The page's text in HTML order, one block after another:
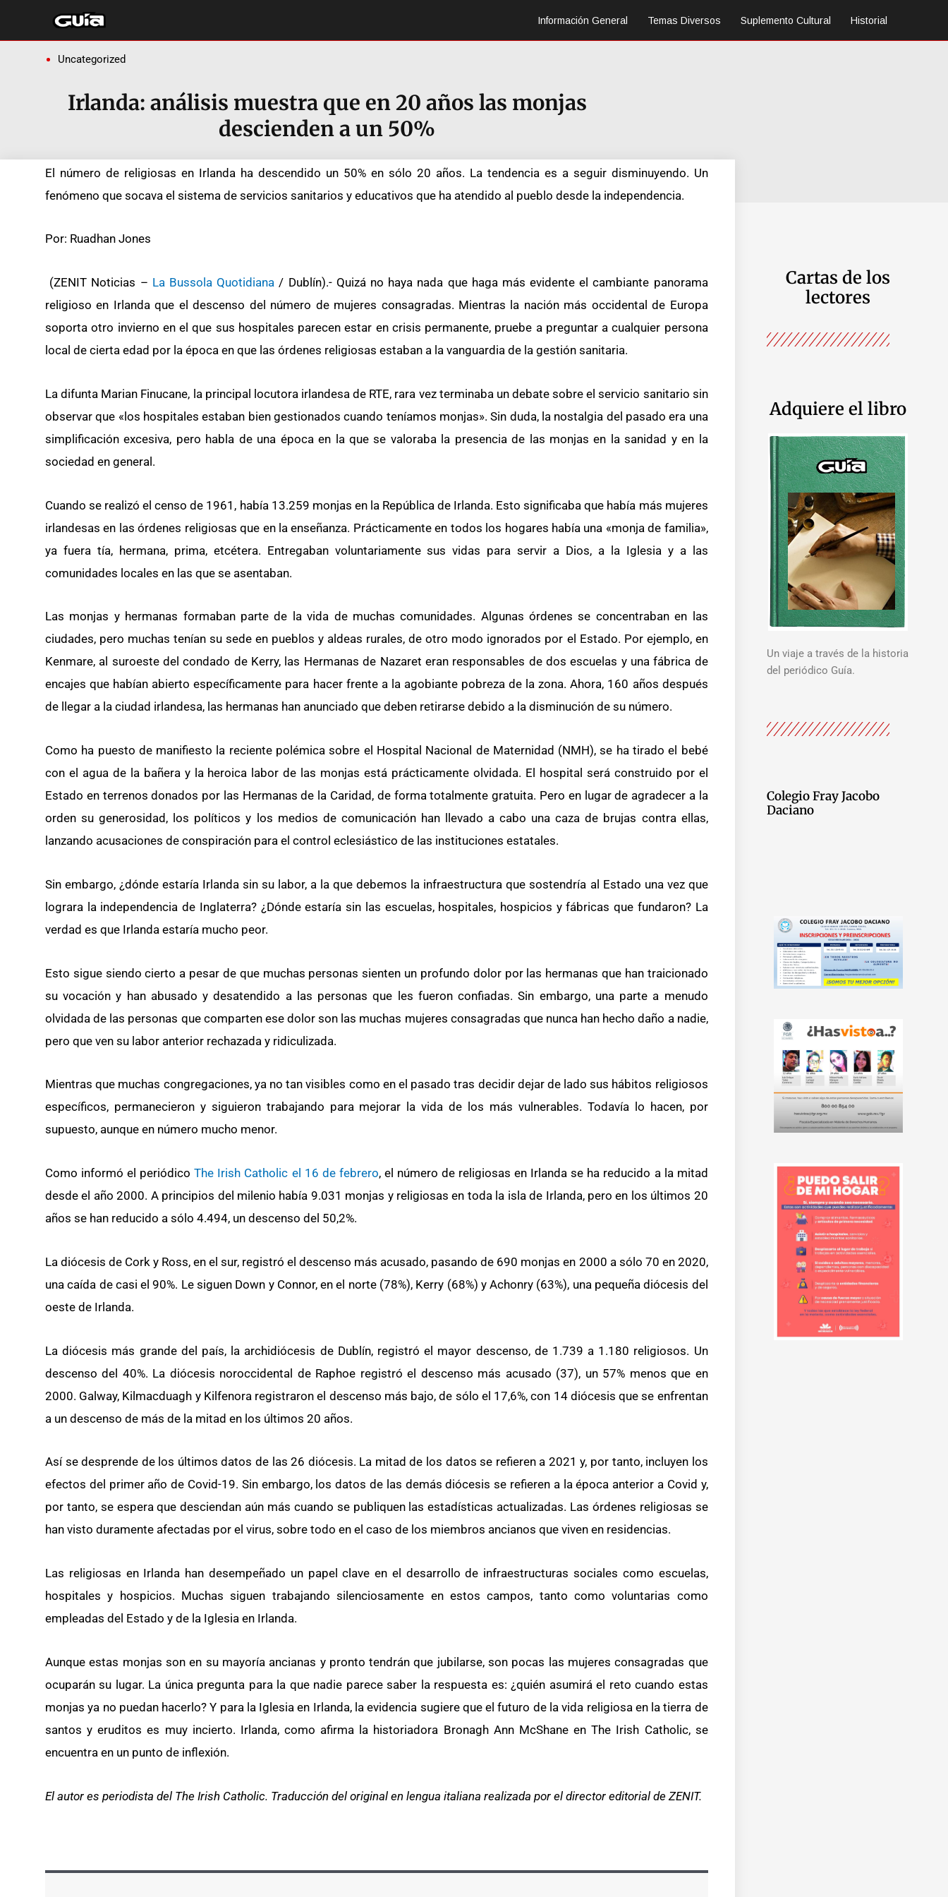
contenido
Información General Temas Diversos Suplemento Cultural Historial
Uncategorized
Irlanda: análisis muestra que en 20 años las monjas
descienden a un 50%
El número de religiosas en Irlanda ha descendido un 50% en sólo 20 años. La tendencia es a seguir disminuyendo. Un
fenómeno que socava el sistema de servicios sanitarios y educativos que ha atendido al pueblo desde la independencia.
Por: Ruadhan Jones
(ZENIT Noticias – La Bussola Quotidiana / Dublín).- Quizá no haya nada que haga más evidente el cambiante panorama
religioso en Irlanda que el descenso del número de mujeres consagradas. Mientras la nación más occidental de Europa
soporta otro invierno en el que sus hospitales parecen estar en crisis permanente, pruebe a preguntar a cualquier persona
local de cierta edad por la época en que las órdenes religiosas estaban a la vanguardia de la gestión sanitaria.
La difunta Marian Finucane, la principal locutora irlandesa de RTE, rara vez terminaba un debate sobre el servicio sanitario sin
observar que «los hospitales estaban bien gestionados cuando teníamos monjas». Sin duda, la nostalgia del pasado era una
simplificación excesiva, pero habla de una época en la que se valoraba la presencia de las monjas en la sanidad y en la
sociedad en general.
Cuando se realizó el censo de 1961, había 13.259 monjas en la República de Irlanda. Esto significaba que había más mujeres
irlandesas en las órdenes religiosas que en la enseñanza. Prácticamente en todos los hogares había una «monja de familia»,
ya fuera tía, hermana, prima, etcétera. Entregaban voluntariamente sus vidas para servir a Dios, a la Iglesia y a las
comunidades locales en las que se asentaban.
Las monjas y hermanas formaban parte de la vida de muchas comunidades. Algunas órdenes se concentraban en las
ciudades, pero muchas tenían su sede en pueblos y aldeas rurales, de otro modo ignorados por el Estado. Por ejemplo, en
Kenmare, al suroeste del condado de Kerry, las Hermanas de Nazaret eran responsables de dos escuelas y una fábrica de
encajes que habían abierto específicamente para hacer frente a la agobiante pobreza de la zona. Ahora, 160 años después
de llegar a la ciudad irlandesa, las hermanas han anunciado que deben retirarse debido a la disminución de su número.
Como ha puesto de manifiesto la reciente polémica sobre el Hospital Nacional de Maternidad (NMH), se ha tirado el bebé
con el agua de la bañera y la heroica labor de las monjas está prácticamente olvidada. El hospital será construido por el
Estado en terrenos donados por las Hermanas de la Caridad, de forma totalmente gratuita. Pero en lugar de agradecer a la
orden su generosidad, los políticos y los medios de comunicación han llevado a cabo una caza de brujas contra ellas,
lanzando acusaciones de conspiración para el control eclesiástico de las instituciones estatales.
Sin embargo, ¿dónde estaría Irlanda sin su labor, a la que debemos la infraestructura que sostendría al Estado una vez que
lograra la independencia de Inglaterra? ¿Dónde estaría sin las escuelas, hospitales, hospicios y fábricas que fundaron? La
verdad es que Irlanda estaría mucho peor.
Esto sigue siendo cierto a pesar de que muchas personas sienten un profundo dolor por las hermanas que han traicionado
su vocación y han abusado y desatendido a las personas que les fueron confiadas. Sin embargo, una parte a menudo
olvidada de las personas que comparten ese dolor son las muchas mujeres consagradas que nunca han hecho daño a nadie,
pero que ven su labor anterior rechazada y ridiculizada.
Mientras que muchas congregaciones, ya no tan visibles como en el pasado tras decidir dejar de lado sus hábitos religiosos
específicos, permanecieron y siguieron trabajando para mejorar la vida de los más vulnerables. Todavía lo hacen, por
supuesto, aunque en número mucho menor.
Como informó el periódicoThe Irish Catholic el 16 de febrero, el número de religiosas en Irlanda se ha reducido a la mitad
desde el año 2000. A principios del milenio había 9.031 monjas y religiosas en toda la isla de Irlanda, pero en los últimos 20
años se han reducido a sólo 4.494, un descenso del 50,2%.
La diócesis de Cork y Ross, en el sur, registró el descenso más acusado, pasando de 690 monjas en 2000 a sólo 70 en 2020,
una caída de casi el 90%. Le siguen Down y Connor, en el norte (78%), Kerry (68%) y Achonry (63%), una pequeña diócesis del
oeste de Irlanda.
La diócesis más grande del país, la archidiócesis de Dublín, registró el mayor descenso, de 1.739 a 1.180 religiosos. Un
descenso del 40%. La diócesis noroccidental de Raphoe registró el descenso más acusado (37), un 57% menos que en
2000. Galway, Kilmacduagh y Kilfenora registraron el descenso más bajo, de sólo el 17,6%, con 14 diócesis que se enfrentan
a un descenso de más de la mitad en los últimos 20 años.
Así se desprende de los últimos datos de las 26 diócesis. La mitad de los datos se refieren a 2021 y, por tanto, incluyen los
efectos del primer año de Covid-19. Sin embargo, los datos de las demás diócesis se refieren a la época anterior a Covid y,
por tanto, se espera que desciendan aún más cuando se publiquen las estadísticas actualizadas. Las órdenes religiosas se
han visto duramente afectadas por el virus, sobre todo en el caso de los miembros ancianos que viven en residencias.
Las religiosas en Irlanda han desempeñado un papel clave en el desarrollo de infraestructuras sociales como escuelas,
hospitales y hospicios. Muchas siguen trabajando silenciosamente en estos campos, tanto como voluntarias como
empleadas del Estado y de la Iglesia en Irlanda.
Aunque estas monjas son en su mayoría ancianas y pronto tendrán que jubilarse, son pocas las mujeres consagradas que
ocuparán su lugar. La única pregunta para la que nadie parece saber la respuesta es: ¿quién asumirá el reto cuando estas
monjas ya no puedan hacerlo? Y para la Iglesia en Irlanda, la evidencia sugiere que el futuro de la vida religiosa en la tierra de
santos y eruditos es muy incierto. Irlanda, como afirma la historiadora Bronagh Ann McShane en The Irish Catholic, se
encuentra en un punto de inflexión.
El autor es periodista del The Irish Catholic. Traducción del original en lengua italiana realizada por el director editorial de ZENIT.
Cartas de los
lectores
Adquiere el libro
Un viaje a través de la historia
del periódico Guía.
Colegio Fray Jacobo
Daciano